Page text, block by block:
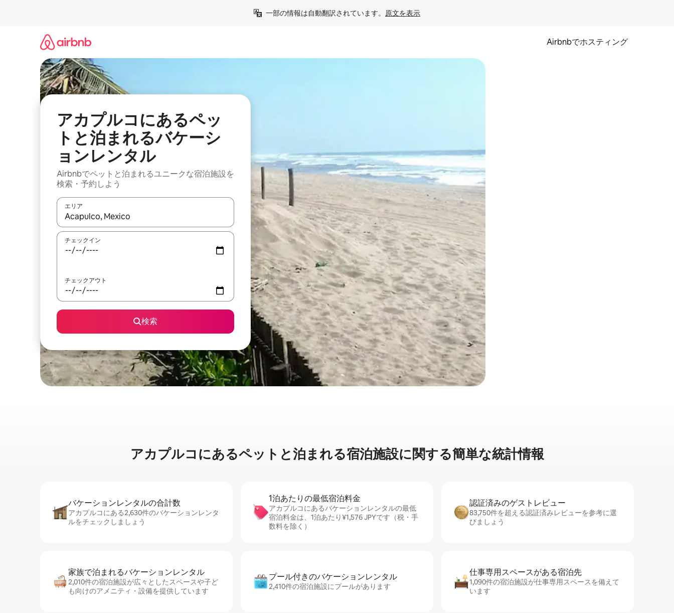
一部の情報は自動翻訳されています。 原文を表示
Airbnbでホスティング
アカプルコにあるペッ
トと泊まれるバケーシ
ョンレンタル
Airbnbでペットと泊まれるユニークな宿泊施設を
検索・予約しよう
エリア
検索結果が表示されたら、上下の矢印キーを使って移動するか、画面をタッチまたはスワイプして検索結果を確認することができます。
チェックイン
チェックアウト
検索
アカプルコに⁠あ⁠るペ⁠ッ⁠ト⁠と泊⁠ま⁠れ⁠る宿⁠泊⁠施⁠設⁠に関⁠す⁠る簡⁠単⁠な統⁠計⁠情⁠報
バケーションレ⁠ン⁠タ⁠ル⁠の合⁠計⁠数
アカプルコにある2,630件のバケーションレンタ
ルをチェックしましょう
1泊あたりの最⁠低⁠宿⁠泊⁠料⁠金
アカプルコにあるバケーションレンタルの最低
宿泊料金は、1泊あたり¥1,576 JPYです（税・手
数料を除く）
認証済みのゲ⁠ス⁠ト⁠レ⁠ビ⁠ュ⁠ー
83,750件を超える認証済みレビューを参考に選
びましょう
家族で泊まれるバ⁠ケ⁠ー⁠シ⁠ョ⁠ンレ⁠ン⁠タ⁠ル
2,010件の宿泊施設が広々としたスペースや子ど
も向けのアメニティ・設備を提供しています
プール付きのバ⁠ケ⁠ー⁠シ⁠ョ⁠ンレ⁠ン⁠タ⁠ル
2,410件の宿泊施設にプールがあります
仕事専用ス⁠ペ⁠ー⁠スがあ⁠る宿⁠泊⁠先
1,090件の宿泊施設が仕事専用スペースを備えて
います